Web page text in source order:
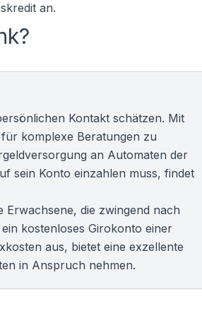
an.
Kontakt schätzen. Mit
komplexe Beratungen zu
an Automaten der
sein Konto einzahlen muss, findet
Erwachsene, die zwingend nach
kostenloses Girokonto einer
aus, bietet eine exzellente
in Anspruch nehmen.